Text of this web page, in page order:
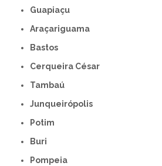
Guapiaçu
Araçariguama
Bastos
Cerqueira César
Tambaú
Junqueirópolis
Potim
Buri
Pompeia